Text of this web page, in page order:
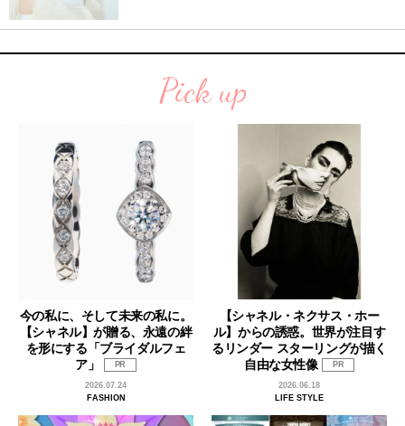
Pick up
今の私に、そして未来の私に。
【シャネル】が贈る、永遠の絆
を形にする「ブライダルフェ
ア」
PR
2026.07.24
FASHION
【シャネル・ネクサス・ホー
ル】からの誘惑。世界が注目す
るリンダー スターリングが描く
自由な女性像
PR
2026.06.18
LIFE STYLE